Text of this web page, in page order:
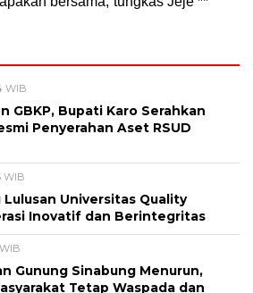
WIB
GBKP, Bupati Karo Serahkan
Penyerahan Aset RSUD
WIB
Universitas Quality
Inovatif dan Berintegritas
Gunung Sinabung Menurun,
Tetap Waspada dan